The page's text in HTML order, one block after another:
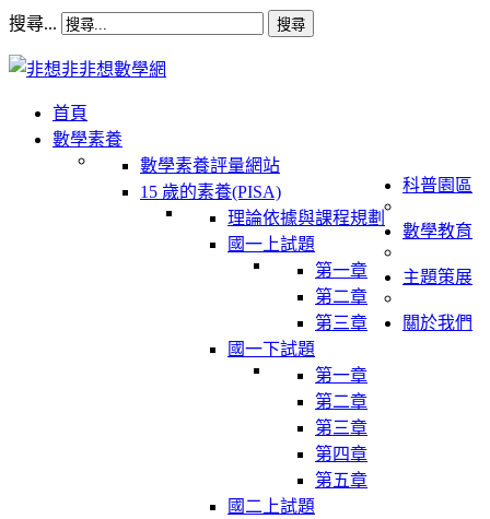
搜尋... 搜尋
首頁
數學素養
數學素養評量網站
15 歲的素養(PISA)
理論依據與課程規劃
國一上試題
第一章
第二章
第三章
國一下試題
第一章
第二章
第三章
第四章
第五章
國二上試題
科普園區
數學教育
主題策展
關於我們